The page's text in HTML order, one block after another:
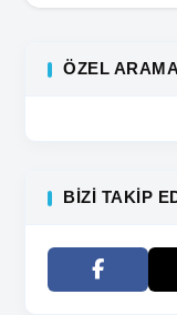
ÖZEL ARAMA
BIZI TAKIP